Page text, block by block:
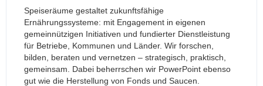
Speiseräume gestaltet zukunftsfähige
Ernährungssysteme: mit Engagement in eigenen
gemeinnützigen Initiativen und fundierter Dienstleistung
für Betriebe, Kommunen und Länder. Wir forschen,
bilden, beraten und vernetzen – strategisch, praktisch,
gemeinsam. Dabei beherrschen wir PowerPoint ebenso
gut wie die Herstellung von Fonds und Saucen.